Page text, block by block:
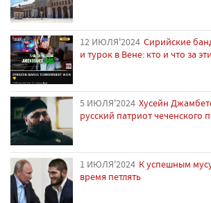
12 ИЮЛЯ'2024 Сирийские
и турок в Вене: кто и что за
5 ИЮЛЯ'2024 Хусейн
русский патриот чеченского
1 ИЮЛЯ'2024 К успешным
время петлять